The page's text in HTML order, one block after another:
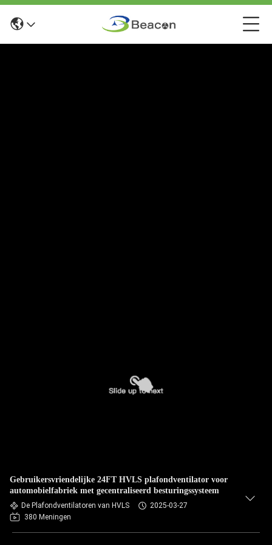
Gebruikersvriendelijke 24FT HVLS plafondventilator voor
automobielfabriek met gecentraliseerd besturingssysteem
De Plafondventilatoren van HVLS
2025-03-27
380 Meningen